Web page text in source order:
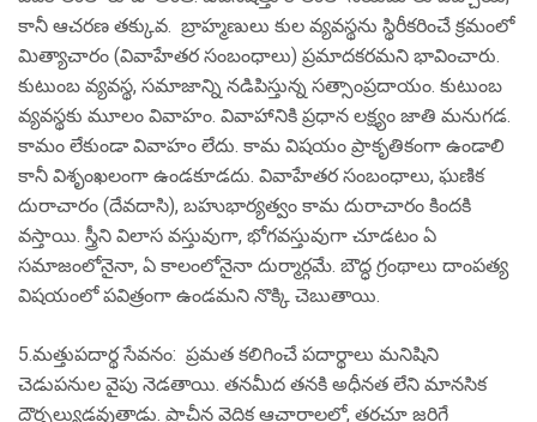
కానీ ఆచరణ తక్కువ. బ్రాహ్మణులు కుల వ్యవస్థను స్థిరీకరించే క్రమంలో
మిత్యాచారం (వివాహేతర సంబంధాలు) ప్రమాదకరమని భావించారు.
కుటుంబ వ్యవస్థ, సమాజాన్ని నడిపిస్తున్న సత్సాంప్రదాయం. కుటుంబ
వ్యవస్థకు మూలం వివాహం. వివాహానికి ప్రధాన లక్ష్యం జాతి మనుగడ.
కామం లేకుండా వివాహం లేదు. కామ విషయం ప్రాకృతికంగా ఉండాలి
కానీ విశృంఖలంగా ఉండకూడదు. వివాహేతర సంబంధాలు, ఘణిక
దురాచారం (దేవదాసి), బహుభార్యత్వం కామ దురాచారం కిందకి
వస్తాయి. స్త్రీని విలాస వస్తువుగా, భోగవస్తువుగా చూడటం ఏ
సమాజంలోనైనా, ఏ కాలంలోనైనా దుర్మార్గమే. బౌద్ధ గ్రంథాలు దాంపత్య
విషయంలో పవిత్రంగా ఉండమని నొక్కి చెబుతాయి.
5.మత్తుపదార్థ సేవనం: ప్రమత కలిగించే పదార్థాలు మనిషిని
చెడుపనుల వైపు నెడతాయి. తనమీద తనకి అధీనత లేని మానసిక
దౌర్బల్యుడవుతాడు. ప్రాచీన వైదిక ఆచారాలలో, తరచూ జరిగే